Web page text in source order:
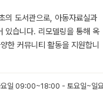
의 도서관으로, 아동자료실과
있습니다. 리모델링을 통해 옥
한 커뮤니티 활동을 지원합니
요일 09:00~18:00 - 토요일~일